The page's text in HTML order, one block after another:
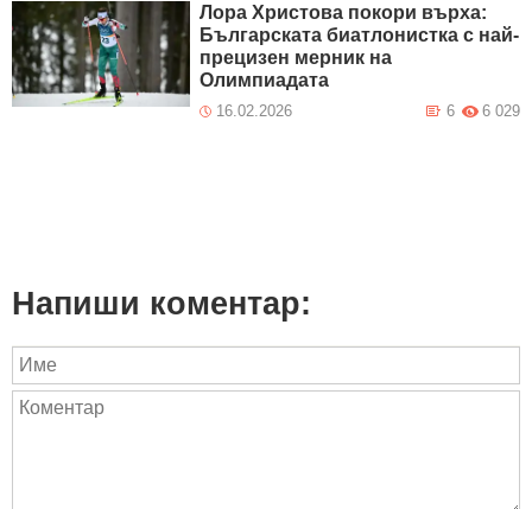
Лора Христова покори върха:
Българската биатлонистка с най-
прецизен мерник на
Олимпиадата
16.02.2026 6 029
6
Напиши коментар: